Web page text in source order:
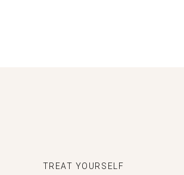
TREAT YOURSELF